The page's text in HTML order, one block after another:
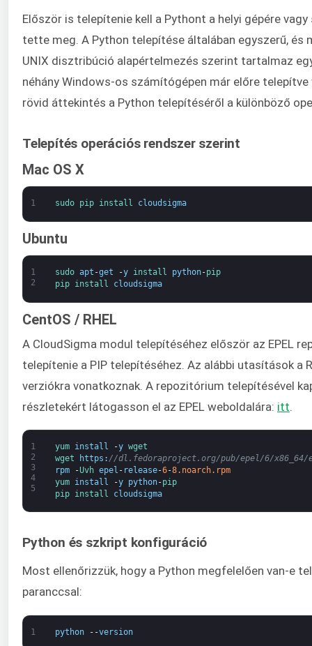
Először is telepítenie kell a Pythont a helyi gépére
tette meg. A Python telepítése általában egyszerű, és
UNIX disztribúció alapértelmezés szerint tartalmaz
néhány Windows-os számítógépen már előre telepítve
rövid áttekintés a Python telepítéséről a különböző
Telepítés operációs rendszer szerint
Mac OS X
1 sudo pip install cloudsigma
Ubuntu
1
2
sudo apt -get -y install python-pip
pip install cloudsigma
CentOS / RHEL
A CloudSigma modul telepítéséhez először az EPEL
telepítenie a PIP telepítéséhez. Az alábbi utasítások a
verziókra vonatkoznak. A repozitórium telepítésével
részletekért látogasson el az EPEL weboldalára: itt
1
2
3
4
5
yum install -y wget
wget
https : //dl.fedoraproject.org/pub/epel/6/x86_64/
rpm
-Uvh epel - release-6-8.noarch.rpm
yum install -y python-pip
pip install cloudsigma
Python és szkript konfiguráció
Most ellenőrizzük, hogy a Python megfelelően van-e
paranccsal:
1 python --version